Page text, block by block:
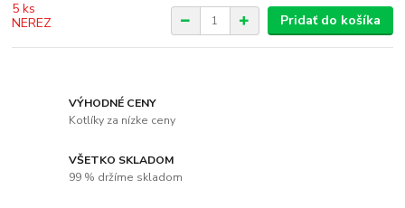
Pridať do košíka
VÝHODNÉ CENY
Kotlíky za nízke ceny
VŠETKO SKLADOM
99 % držíme skladom